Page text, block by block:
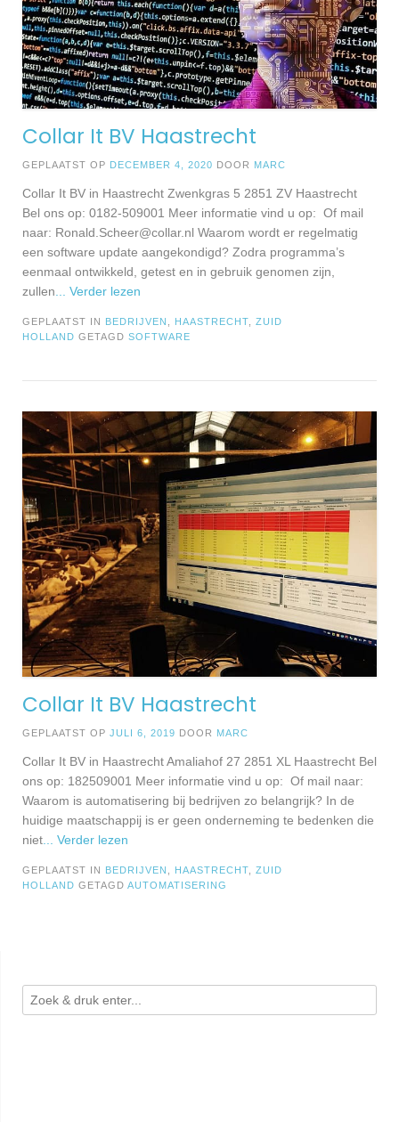
Collar It BV Haastrecht
GEPLAATST OP DECEMBER 4, 2020 DOOR MARC
Collar It BV in Haastrecht Zwenkgras 5 2851 ZV Haastrecht
Bel ons op: 0182-509001 Meer informatie vind u op: Of mail
naar: Ronald.Scheer@collar.nl Waarom wordt er regelmatig
een software update aangekondigd? Zodra programma’s
eenmaal ontwikkeld, getest en in gebruik genomen zijn,
zullen ... Verder lezen
GEPLAATST IN BEDRIJVEN HAASTRECHT
ZUID
HOLLAND GETAGD SOFTWARE
Collar It BV Haastrecht
GEPLAATST OP JULI 6, 2019 DOOR MARC
Collar It BV in Haastrecht Amaliahof 27 2851 XL Haastrecht Bel
ons op: 182509001 Meer informatie vind u op: Of mail naar:
Waarom is automatisering bij bedrijven zo belangrijk? In de
huidige maatschappij is er geen onderneming te bedenken die
niet... Verder lezen
GEPLAATST IN BEDRIJVEN , HAASTRECHT, ZUID
HOLLAND GETAGD AUTOMATISERING